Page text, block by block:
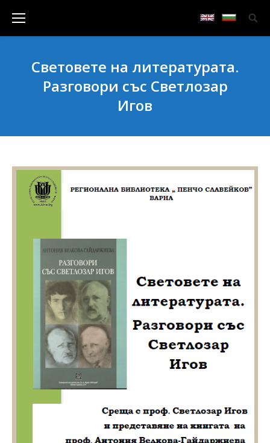
Световете на литературата.
Разговори със Светлозар
Игов